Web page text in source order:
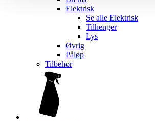
Elektrisk
Se alle Elektrisk
Tilhenger
Lys
Øvrig
Påløp
Tilbehør